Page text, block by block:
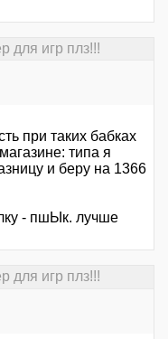
для игр плз!!!
при таких бабках
типа я
и беру на 1366
- пшЫк. лучше
для игр плз!!!